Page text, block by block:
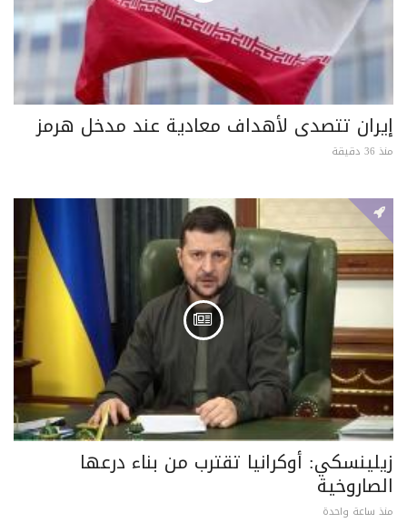
إيران تتصدى لأهداف معادية عند مدخل هرمز
منذ 36 دقيقة
زيلينسكي: أوكرانيا تقترب من بناء درعها
الصاروخية
منذ ساعة واحدة